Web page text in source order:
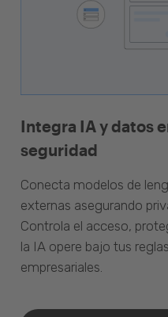
Integra IA y datos
seguridad
Conecta modelos de
externas asegurando
Controla el acceso,
la IA opere bajo tus
empresariales.